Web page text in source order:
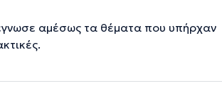
αμέσως τα θέματα που υπήρχαν